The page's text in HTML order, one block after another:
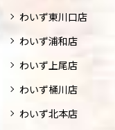
わいず東川口店
わいず浦和店
わいず上尾店
わいず桶川店
わいず北本店